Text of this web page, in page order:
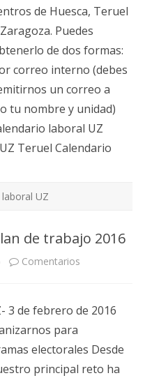
de Huesca, Teruel
Puedes
de dos formas:
correo interno (debes
un correo a
tu nombre y unidad)
laboral UZ
Teruel Calendario
UZ
de trabajo 2016
Comentarios
3 de febrero de 2016
para
electorales Desde
principal reto ha